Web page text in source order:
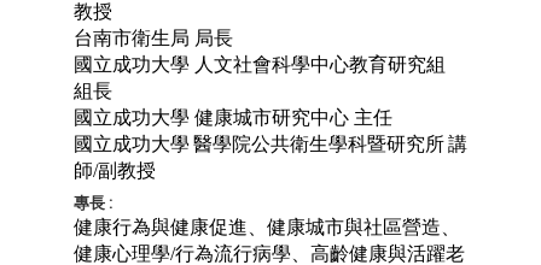
教授
台南市衛生局 局長
國立成功大學 人文社會科學中心教育研究組
組長
國立成功大學 健康城市研究中心 主任
國立成功大學醫學院公共衛生學科暨研究所講
師/副教授
專長 :
健康行為與健康促進、 健康城市與社區營造、
健康心理學/行為流行病學、 高齡健康與活躍老